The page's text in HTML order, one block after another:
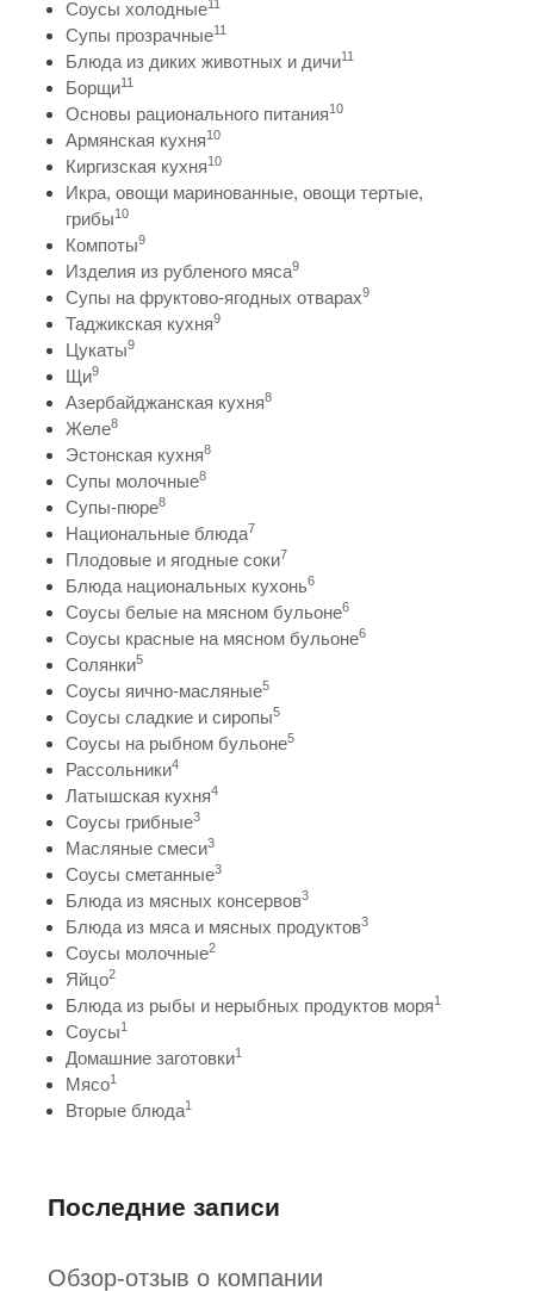
Соусы холодные11
Супы прозрачные11
Блюда из диких животных и дичи11
Борщи11
Основы рационального питания10
Армянская кухня10
Киргизская кухня10
Икра, овощи маринованные, овощи тертые,
грибы10
Компоты9
Изделия из рубленого мяса9
Супы на фруктово-ягодных отварах9
Таджикская кухня9
Цукаты9
Щи9
Азербайджанская кухня8
Желе8
Эстонская кухня8
Супы молочные8
Супы-пюре8
Национальные блюда7
Плодовые и ягодные соки7
Блюда национальных кухонь6
Соусы белые на мясном бульоне6
Соусы красные на мясном бульоне6
Солянки5
Соусы яично-масляные5
Соусы сладкие и сиропы5
Соусы на рыбном бульоне5
Рассольники4
Латышская кухня4
Соусы грибные3
Масляные смеси3
Соусы сметанные3
Блюда из мясных консервов3
Блюда из мяса и мясных продуктов3
Соусы молочные2
Яйцо2
Блюда из рыбы и нерыбных продуктов моря1
Соусы1
Домашние заготовки1
Мясо1
Вторые блюда1
Последние записи
Обзор-отзыв о компании